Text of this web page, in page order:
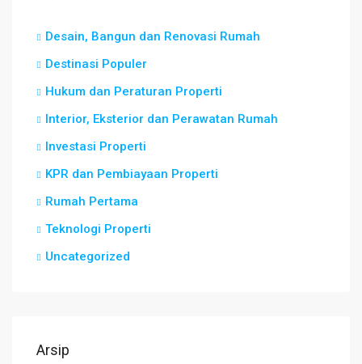
Desain, Bangun dan Renovasi Rumah
Destinasi Populer
Hukum dan Peraturan Properti
Interior, Eksterior dan Perawatan Rumah
Investasi Properti
KPR dan Pembiayaan Properti
Rumah Pertama
Teknologi Properti
Uncategorized
Arsip